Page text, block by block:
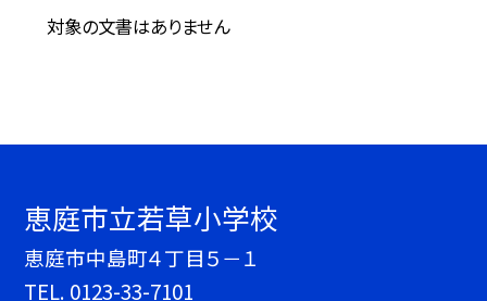
対象の文書はありません
恵庭市立若草小学校
恵庭市中島町４丁目５－１
TEL. 0123-33-7101